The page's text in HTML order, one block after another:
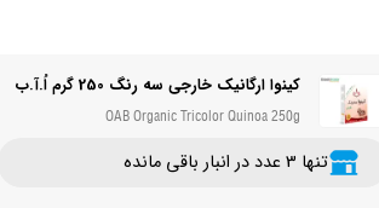
کینوا ارگانیک خارجی سه رنگ 250 گرم اُ.آ.ب
OAB Organic Tricolor Quinoa 250g
تنها 3 عدد در انبار باقی مانده